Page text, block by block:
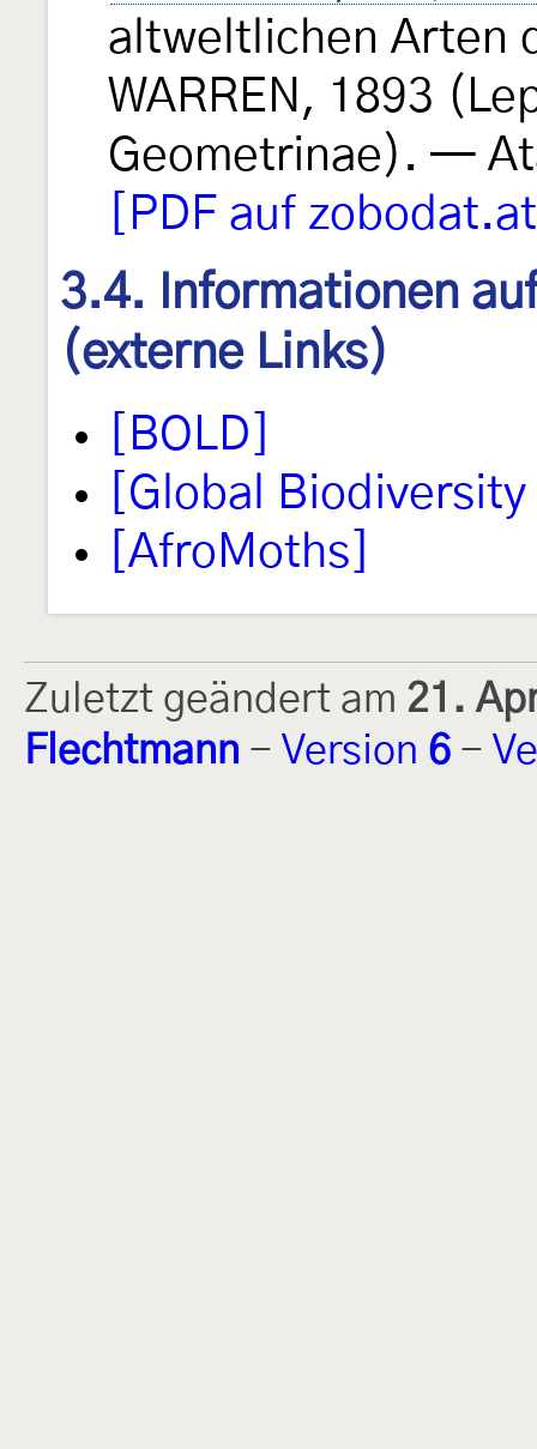
altweltlichen Arten
WARREN, 1893
Geometrinae). —
[PDF auf
3.4. Informationen
(externe Links)
[BOLD]
[Global
[AfroMoths]
Zuletzt geändert am 21.
Flechtmann - Version 6 -